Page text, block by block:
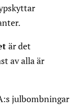
är det
av alla är
julbombningar